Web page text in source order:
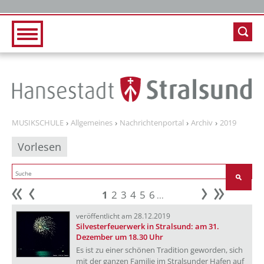
MUSIKSCHULE Allgemeines Nachrichtenportal Archiv 2019
Vorlesen
Anfang 1 2 3 4 5 6 ... weiter
veröffentlicht am 28.12.2019
Silvesterfeuerwerk in Stralsund: am 31.
Dezember um 18.30 Uhr
Es ist zu einer schönen Tradition geworden, sich
mit der ganzen Familie im Stralsunder Hafen auf